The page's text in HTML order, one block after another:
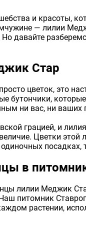
и красоты,
— лилии
давайте
Стар
цветок, это
бутончики,
ни вас, ни ваших
грацией, и
Цветки
в
лилии Меджик
питомник
растении,